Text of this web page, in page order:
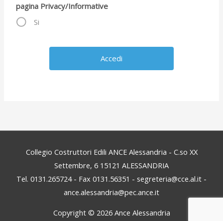
pagina Privacy/Informative
Si
Collegio Costruttori Edili ANCE Alessandria - C.so XX
Settembre, 6 15121 ALESSANDRIA
Tel. 0131.265724 - Fax 0131.56351 - segreteria@cce.al.it -
ance.alessandria@pec.ance.it
Copyright © 2026 Ance Alessandria